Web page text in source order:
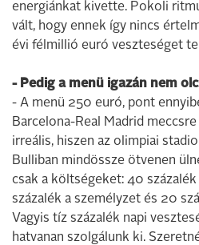
energiánkat kivette. Pokoli
vált, hogy ennek így nincs
évi félmillió euró veszteséget
- Pedig a menü igazán nem
- A menü 250 euró, pont
Barcelona-Real Madrid
irreális, hiszen az olimpiai
Bulliban mindössze ötvenen
csak a költségeket: 40 százalék
százalék a személyzet és 20
Vagyis tíz százalék napi
hatvanan szolgálunk ki.